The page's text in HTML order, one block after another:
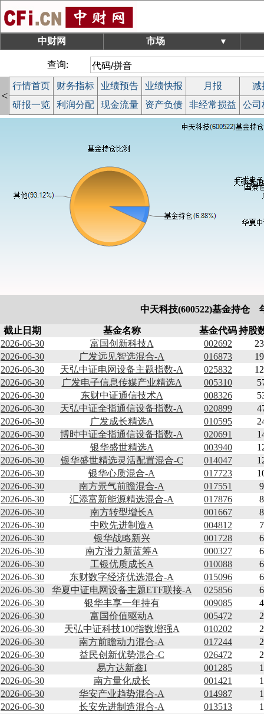
中财网 市场 ▼
查询:
<
行情首页 财务指标 业绩预告 业绩快报 月报
减
研报一览
利润分配 现金流量 资产负债 非经常损益 公司
中天科技(600522)基金持仓
截止日期 基金名称 基金代码持股
2026-06-30
富国创新科技A 002692
2026-06-30
广发远见智选混合-A 016873
2026-06-30
天弘中证电网设备主题指数-A 025832
2026-06-30
广发电子信息传媒产业精选A 005310
2026-06-30
东财中证通信技术A 008326
2026-06-30
天弘中证全指通信设备指数-A 020899
2026-06-30
广发成长精选A 010595
2026-06-30
博时中证全指通信设备指数-A 020691
2026-06-30
银华盛世精选A 003940
2026-06-30
银华盛世精选灵活配置混合-C 014047
2026-06-30
银华心质混合-A 017723
2026-06-30
南方景气前瞻混合-A 017551
2026-06-30
汇添富新能源精选混合-A 017876
2026-06-30
南方转型增长A 001667
2026-06-30
中欧先进制造A 004812
2026-06-30
银华战略新兴 001728
2026-06-30
南方潜力新蓝筹A 000327
2026-06-30
工银优质成长A 010088
2026-06-30
东财数字经济优选混合-A 015096
2026-06-30
华夏中证电网设备主题ETF联接-A 025856
2026-06-30
银华丰享一年持有 009085
2026-06-30
富国价值驱动A 005472
2026-06-30
天弘中证科技100指数增强A 010202
2026-06-30
南方前瞻动力混合-A 017244
2026-06-30
益民创新优势混合-C 026472
2026-06-30
易方达新鑫I 001285
2026-06-30
南方量化成长 001421
2026-06-30
华安产业趋势混合-A 014987
2026-06-30
长安先进制造混合-A 013513